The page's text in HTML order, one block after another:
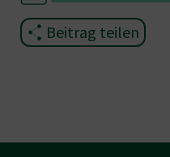
Beitrag teilen